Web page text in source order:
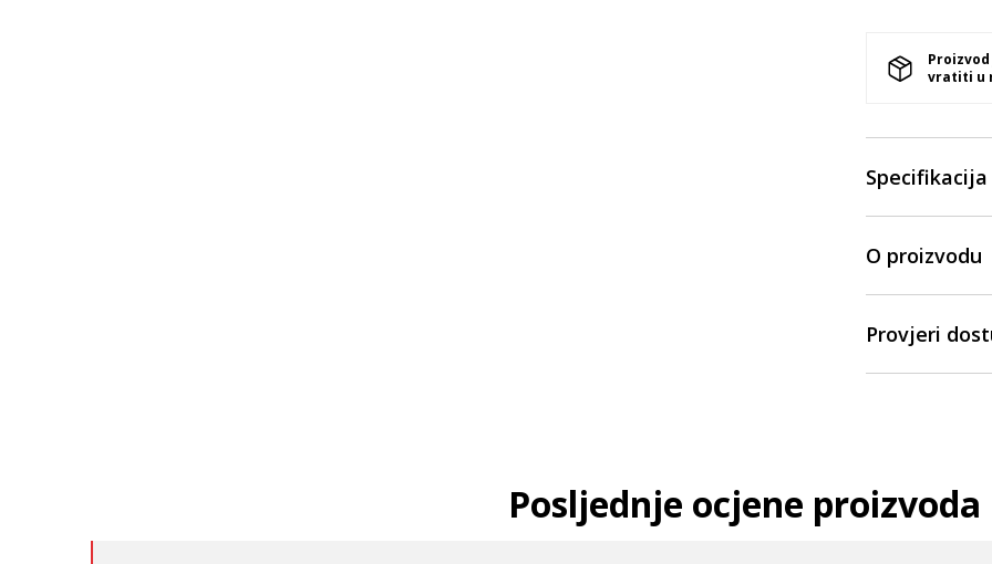
vratiti u
Specifikacija
O proizvodu
Provjeri
Posljednje ocjene proizvoda